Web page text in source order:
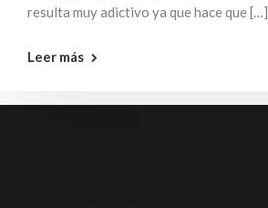
resulta muy adictivo ya que hace que […]
Leer más